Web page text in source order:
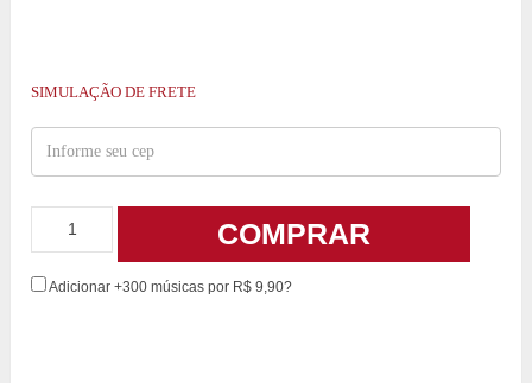
SIMULAÇÃO DE FRETE
COMPRAR
Adicionar +300 músicas por R$ 9,90?